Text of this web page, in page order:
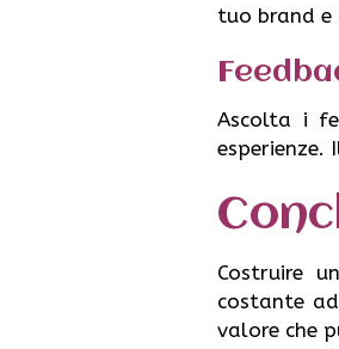
tuo brand e
Ascolta i
esperienze.
Costruire
costante
valore che